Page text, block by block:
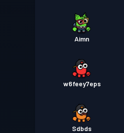
Aimn
w6feey7eps
Sdbds